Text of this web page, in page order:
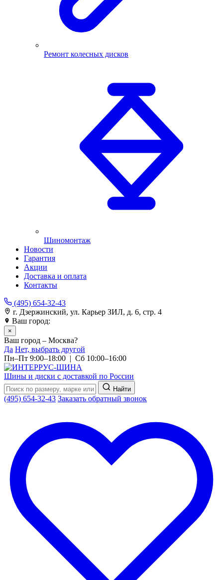
Ремонт колесных дисков
Шиномонтаж
Новости
Гарантия
Акции
Доставка и оплата
Контакты
(495) 654-32-43
г. Дзержинский, ул. Карьер ЗИЛ, д. 6, стр. 4
Ваш город:
×
Ваш город – Москва?
Да Нет, выбрать другой
Пн–Пт 9:00–18:00 | Сб 10:00–16:00
Шины и диски с доставкой по России
Найти
(495) 654-32-43 Заказать обратный звонок